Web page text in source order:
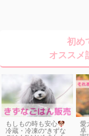
初め
オススメ
もしもの時も安心
冷蔵・冷凍の“きずな
愛
卓